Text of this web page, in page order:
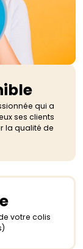
qui a
ses clients
la qualité de
votre colis